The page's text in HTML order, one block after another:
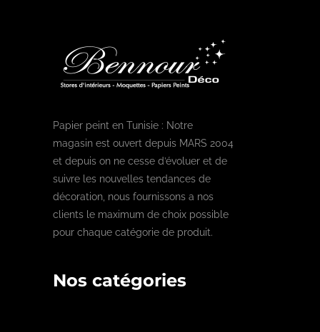
Papier peint en Tunisie : Notre
magasin est ouvert depuis MARS 2004
et depuis on ne cesse d’évoluer et de
suivre les nouvelles tendances de
décoration, nous fournissons a nos
clients le maximum de choix possible
pour chaque catégorie de produit.
Nos catégories